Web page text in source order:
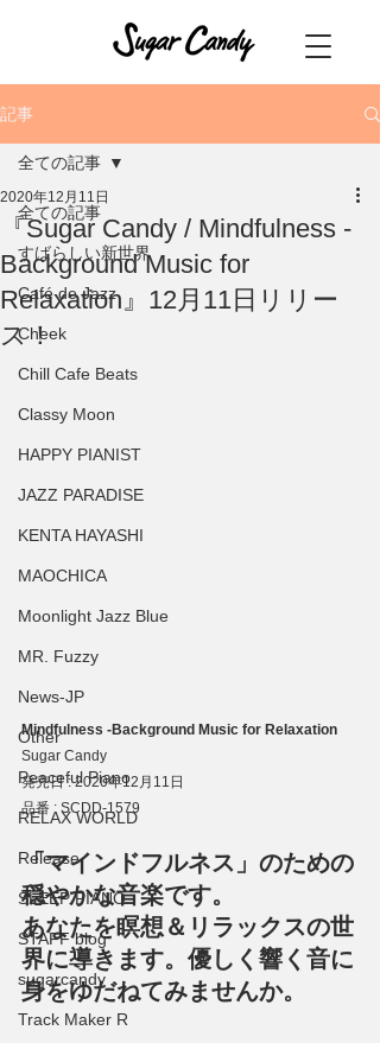
記事
全ての記事
すばらしい新世界
Café de Jazz
Cheek
Chill Cafe Beats
Classy Moon
HAPPY PIANIST
JAZZ PARADISE
KENTA HAYASHI
MAOCHICA
Moonlight Jazz Blue
MR. Fuzzy
News-JP
Other
Peaceful Piano
RELAX WORLD
Release
SLEEP PIANO
STAFF blog
sugarcandy
Track Maker R
全ての記事
『Sugar Candy / Mindfulness -
Background Music for
Relaxation』12月11日リリー
ス！
2020年12月11日
Mindfulness -Background Music for Relaxation
Sugar Candy
発売日 : 2020年12月11日
品番 : SCDD-1579
「マインドフルネス」のための
穏やかな音楽です。
あなたを瞑想＆リラックスの世
界に導きます。優しく響く音に
身をゆだねてみませんか。